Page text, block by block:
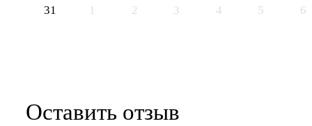
31
1 2 3 4 5 6
Оставить отзыв